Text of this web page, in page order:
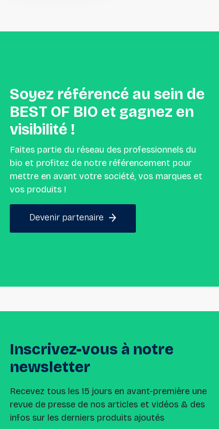
Soyez référencé au sein de
BEST OF BIO et gagnez en
visibilité !
Faites partie du réseau des professionnels du
bio et profitez de notre référencement pour
mettre en avant votre société, vos marques et
vos produits !
Devenir partenaire
Inscrivez-vous à notre
newsletter
Recevez tous les 15 jours en avant-première une
revue de presse de nos articles et vidéos & des
infos sur les derniers produits ajoutés